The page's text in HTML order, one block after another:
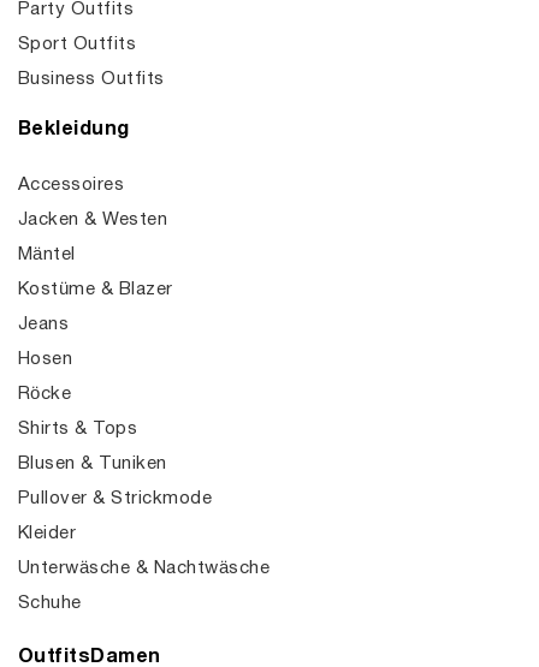
Party Outfits
Sport Outfits
Business Outfits
Bekleidung
Accessoires
Jacken & Westen
Mäntel
Kostüme & Blazer
Jeans
Hosen
Röcke
Shirts & Tops
Blusen & Tuniken
Pullover & Strickmode
Kleider
Unterwäsche & Nachtwäsche
Schuhe
OutfitsDamen